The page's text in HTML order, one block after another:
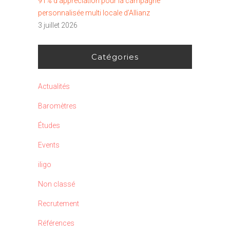
personnalisée multi locale d’Allianz
3 juillet 2026
Catégories
Actualités
Baromètres
Études
Events
iligo
Non classé
Recrutement
Références